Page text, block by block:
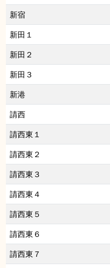
新宿
新田１
新田２
新田３
新港
請西
請西東１
請西東２
請西東３
請西東４
請西東５
請西東６
請西東７